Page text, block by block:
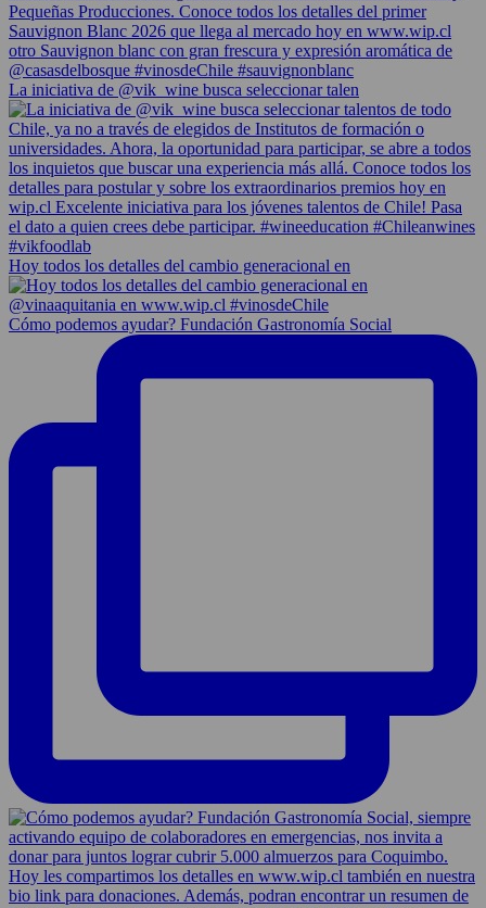
La iniciativa de @vik_wine busca seleccionar talen
Hoy todos los detalles del cambio generacional en
Cómo podemos ayudar? Fundación Gastronomía Social